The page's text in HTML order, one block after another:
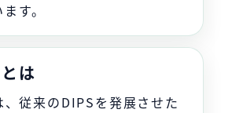
す。
は
従来のDIPSを発展させた